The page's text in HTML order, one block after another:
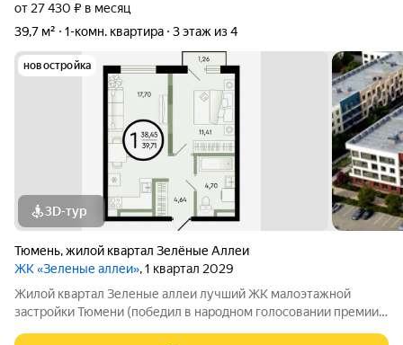
от 27 430 ₽ в месяц
39,7 м²
1-комн. квартира 3 этаж из 4
новостройка
3D-тур
Тюмень,жилой квартал Зелёные Аллеи
ЖК «Зеленые аллеи», 1 квартал 2029
Жилой квартал Зеленые аллеи лучший ЖК малоэтажной
застройки Тюмени (победил в народном голосовании премии